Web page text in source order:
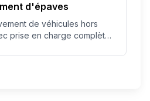
d'épaves
de véhicules hors
prise en charge complète